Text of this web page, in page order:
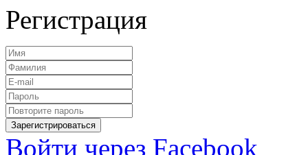
Регистрация
Войти через Facebook